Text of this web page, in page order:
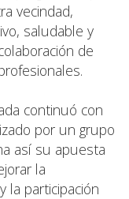
vecindad,
saludable y
de
continuó con
por un grupo
así su apuesta
la
la participación